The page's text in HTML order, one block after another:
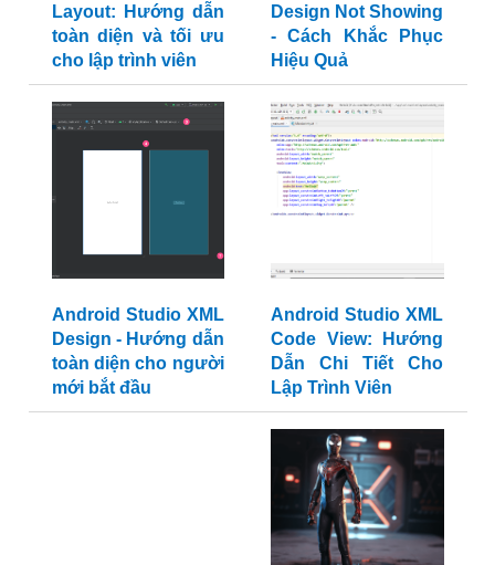
Layout: Hướng dẫn
toàn diện và tối ưu
cho lập trình viên
Design Not Showing
- Cách Khắc Phục
Hiệu Quả
Android Studio XML
Design - Hướng dẫn
toàn diện cho người
mới bắt đầu
Android Studio XML
Code View: Hướng
Dẫn Chi Tiết Cho
Lập Trình Viên